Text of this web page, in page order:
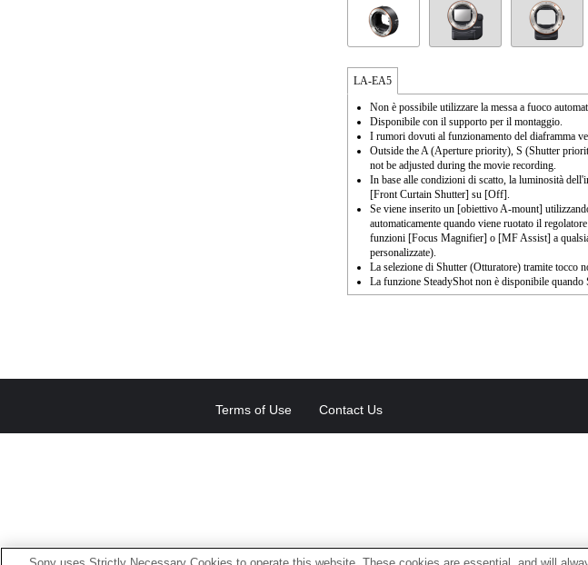
LA-EA5
Non è possibile utilizzare la messa a fuoco
Disponibile con il supporto per il montaggio.
I rumori dovuti al funzionamento del diaframma
Outside the A (Aperture priority), S (Shutter
not be adjusted during the movie recording.
In base alle condizioni di scatto, la luminosità
[Front Curtain Shutter] su [Off].
Se viene inserito un [obiettivo A-mount]
automaticamente quando viene ruotato il
funzioni [Focus Magnifier] o [MF Assist] a
personalizzate).
La selezione di Shutter (Otturatore) tramite tocco
La funzione SteadyShot non è disponibile quando
Terms of Use Contact Us